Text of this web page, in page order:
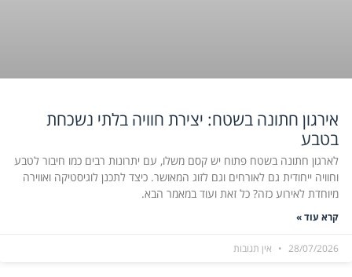
אירגון חתונה בשטח: יצירת חוויה בלתי נשכחת
בטבע
לארגון חתונה בשטח פתוח יש קסם משלו, עם יתרונות רבים כמו חיבור לטבע
וחוויה ייחודית גם לאורחים וגם לזוג המאושר. כיצד לתכנן לוגיסטיקה ואווירה
מיוחדת לאירוע כזה? כל זאת ועוד במאמר הבא.
קרא עוד »
28/07/2026 אין תגובות